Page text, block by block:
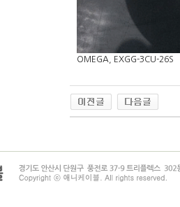
OMEGA, EXGG-3CU-26S